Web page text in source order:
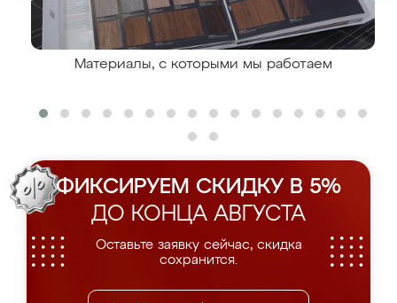
Материалы, с которыми мы работаем
ФИКСИРУЕМ СКИДКУ В 5%
ДО КОНЦА АВГУСТА
Оставьте заявку сейчас, скидка
сохранится.